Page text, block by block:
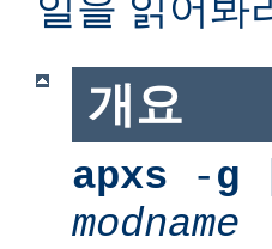
개요
apxs -g
modname